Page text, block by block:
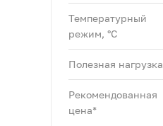
Температурный
режим, °C
Полезная нагрузка
Рекомендованная
цена*